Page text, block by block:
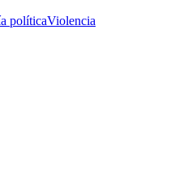
políticaViolencia